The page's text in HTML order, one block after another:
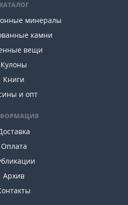
КАТАЛОГ
минералы
камни
вещи
Кулоны
Книги
и опт
Оплата
Архив